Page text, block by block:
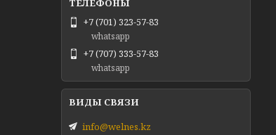
+7 (701) 323-57-83
whatsapp
+7 (707) 333-57-83
whatsapp
info@welnes.kz